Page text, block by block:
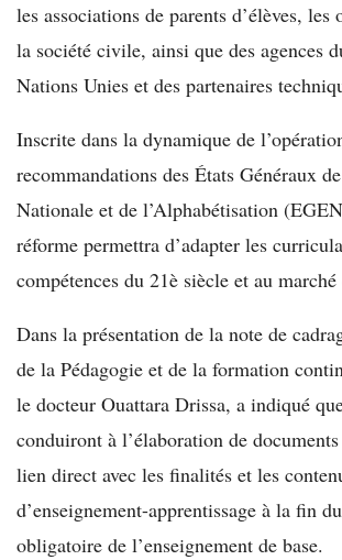
les associations de parents d’élèves, les
la société civile, ainsi que des agences
Nations Unies et des partenaires
Inscrite dans la dynamique de
recommandations des États Généraux
Nationale et de l’Alphabétisation
réforme permettra d’adapter les
compétences du 21è siècle et au
Dans la présentation de la note de
de la Pédagogie et de la formation
le docteur Ouattara Drissa, a indiqué
conduiront à l’élaboration de
lien direct avec les finalités et les
d’enseignement-apprentissage à la fin
obligatoire de l’enseignement de base.